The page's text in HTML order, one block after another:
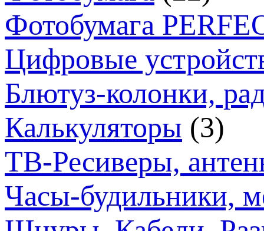
Фотобумага
Цифровые
Блютуз-колонки,
Калькуляторы (3)
ТВ-Ресиверы,
Часы-будильники,